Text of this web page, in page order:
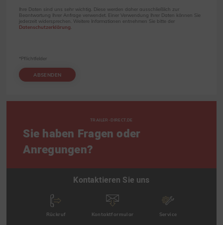
Ihre Daten sind uns sehr wichtig. Diese werden daher ausschließlich zur
Beantwortung Ihrer Anfrage verwendet. Einer Verwendung Ihrer Daten können Sie
jederzeit widersprechen. Weitere Informationen entnehmen Sie bitte der
Datenschutzerklärung
ABSENDEN
*Pflichtfelder
TRAILER-DIRECT.DE
Sie haben Fragen oder
Anregungen?
Kontaktieren Sie uns
Rückruf Kontaktformular Service